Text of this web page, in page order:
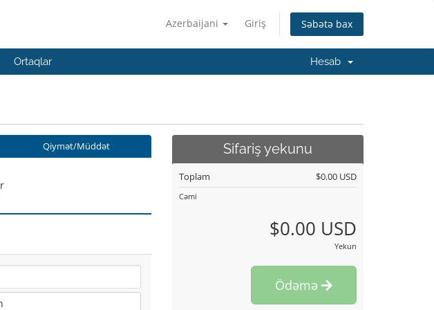
Azerbaijani Giriş Səbətə bax
Ortaqlar Hesab
Qiymət/Müddət Sifariş yekunu
Toplam $0.00 USD
Cəmi
$0.00 USD
Yekun
Ödəmə